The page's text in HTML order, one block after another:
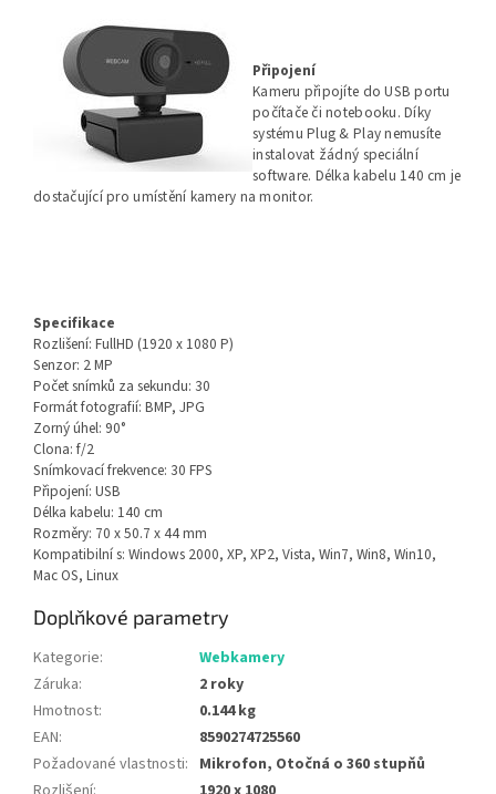
Připojení
Kameru připojíte do USB portu
počítače či notebooku. Díky
systému Plug & Play nemusíte
instalovat žádný speciální
software. Délka kabelu 140 cm je
dostačující pro umístění kamery na monitor.
Specifikace
Rozlišení: FullHD (1920 x 1080 P)
Senzor: 2 MP
Počet snímků za sekundu: 30
Formát fotografií: BMP, JPG
Zorný úhel: 90°
Clona: f/2
Snímkovací frekvence: 30 FPS
Připojení: USB
Délka kabelu: 140 cm
Rozměry: 70 x 50.7 x 44 mm
Kompatibilní s: Windows 2000, XP, XP2, Vista, Win7, Win8, Win10,
Mac OS, Linux
Doplňkové parametry
Kategorie:
Webkamery
Záruka:
2 roky
Hmotnost:
0.144 kg
EAN:
8590274725560
Požadované vlastnosti: Mikrofon, Otočná o 360 stupňů